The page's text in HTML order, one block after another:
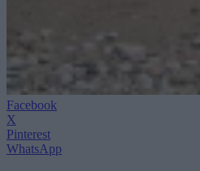
Facebook
X
Pinterest
WhatsApp